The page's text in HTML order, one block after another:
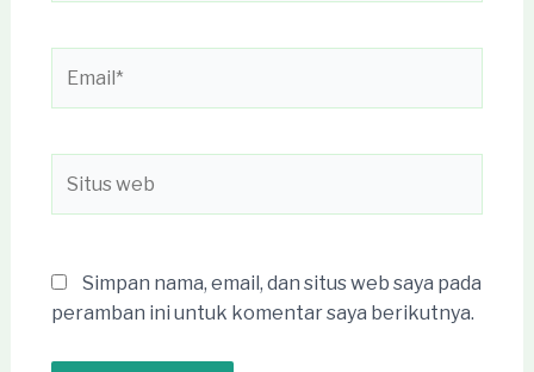
web
Simpan nama, email, dan situs web saya pada
peramban ini untuk komentar saya berikutnya.